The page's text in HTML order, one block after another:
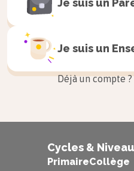
Voir la
des ondes sismiques P,
Voir la
Je suis un
Je suis un
Déjà un compte ?
Cycles &
PrimaireCollège